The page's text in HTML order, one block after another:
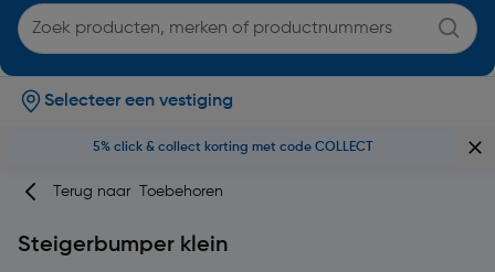
Selecteer een vestiging
5% click & collect korting met code COLLECT
Terug naar Toebehoren
Steigerbumper klein